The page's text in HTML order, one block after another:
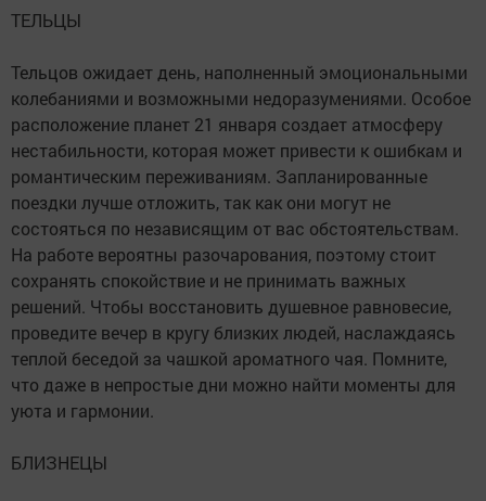
ТЕЛЬЦЫ
Тельцов ожидает день, наполненный эмоциональными
колебаниями и возможными недоразумениями. Особое
расположение планет 21 января создает атмосферу
нестабильности, которая может привести к ошибкам и
романтическим переживаниям. Запланированные
поездки лучше отложить, так как они могут не
состояться по независящим от вас обстоятельствам.
На работе вероятны разочарования, поэтому стоит
сохранять спокойствие и не принимать важных
решений. Чтобы восстановить душевное равновесие,
проведите вечер в кругу близких людей, наслаждаясь
теплой беседой за чашкой ароматного чая. Помните,
что даже в непростые дни можно найти моменты для
уюта и гармонии.
БЛИЗНЕЦЫ